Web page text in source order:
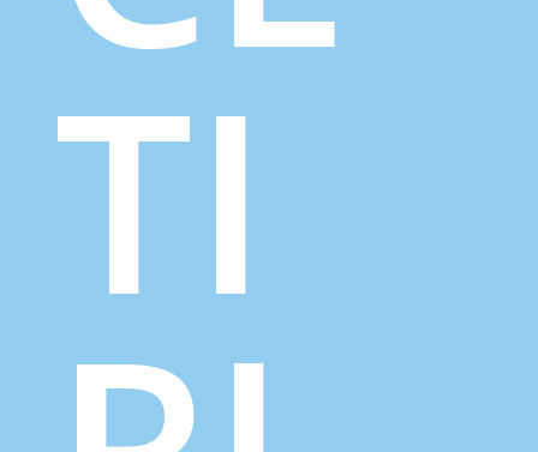
TI